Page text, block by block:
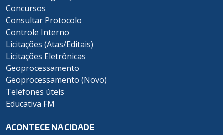
Concursos
Consultar Protocolo
Controle Interno
Licitações (Atas/Editais)
Licitações Eletrônicas
Geoprocessamento
Geoprocessamento (Novo)
Telefones úteis
Educativa FM
ACONTECE NA CIDADE